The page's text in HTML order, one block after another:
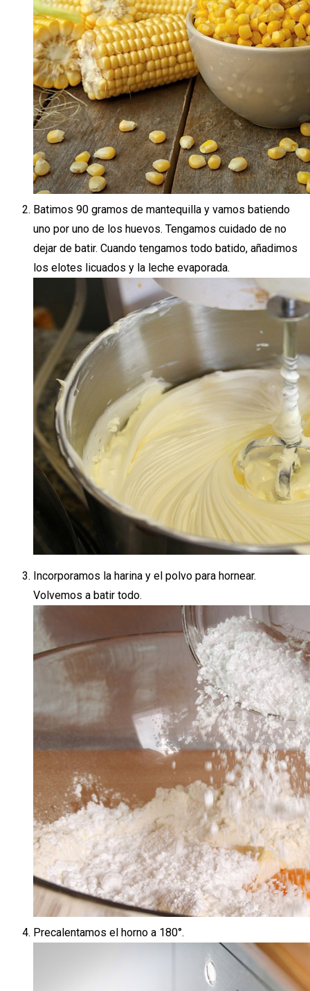
Batimos 90 gramos de mantequilla y vamos batiendo
uno por uno de los huevos. Tengamos cuidado de no
dejar de batir. Cuando tengamos todo batido, añadimos
los elotes licuados y la leche evaporada.
Incorporamos la harina y el polvo para hornear.
Volvemos a batir todo.
Precalentamos el horno a 180°.